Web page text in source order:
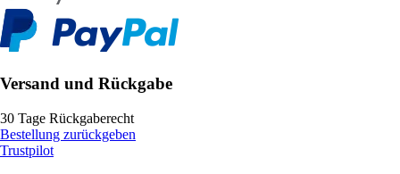
Versand und Rückgabe
30 Tage Rückgaberecht
Bestellung zurückgeben
Trustpilot